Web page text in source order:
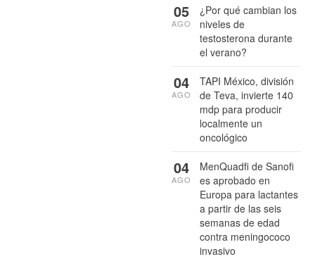
¿Por qué cambian los
niveles de
testosterona durante
el verano?
05
AGO
TAPI México, división
de Teva, invierte 140
mdp para producir
localmente un
oncológico
04
AGO
MenQuadfi de Sanofi
es aprobado en
Europa para lactantes
a partir de las seis
semanas de edad
contra meningococo
invasivo
04
AGO